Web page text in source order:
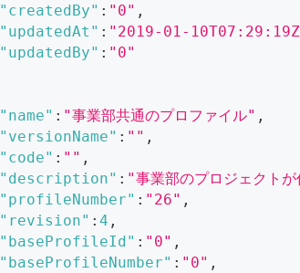
"createdBy" : "0" ,
"updatedAt" : "2019-01-
"updatedBy" : "0"
"name" : "事業部共通のプロファイル" ,
"versionName" : "" ,
"code" : "" ,
"description" : "事業部のプロジェクト
"profileNumber" : "26" ,
"revision" : 4 ,
"baseProfileId" : "0" ,
"baseProfileNumber" : "0" ,